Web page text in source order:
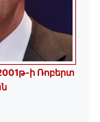
ի Ռոբերտ